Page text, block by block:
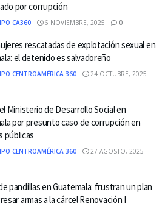
por corrupción
CA360 6 NOVIEMBRE, 2025 0
rescatadas de explotación sexual en
el detenido es salvadoreño
CENTROAMÉRICA 360
24 OCTUBRE, 2025
Ministerio de Desarrollo Social en
por presunto caso de corrupción en
públicas
CENTROAMÉRICA 360
27 AGOSTO, 2025
pandillas en Guatemala: frustran un plan
armas a la cárcel Renovación I